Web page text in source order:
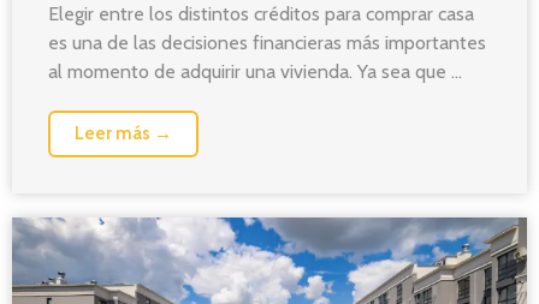
Elegir entre los distintos créditos para comprar casa
es una de las decisiones financieras más importantes
al momento de adquirir una vivienda. Ya sea que ...
Leer más →